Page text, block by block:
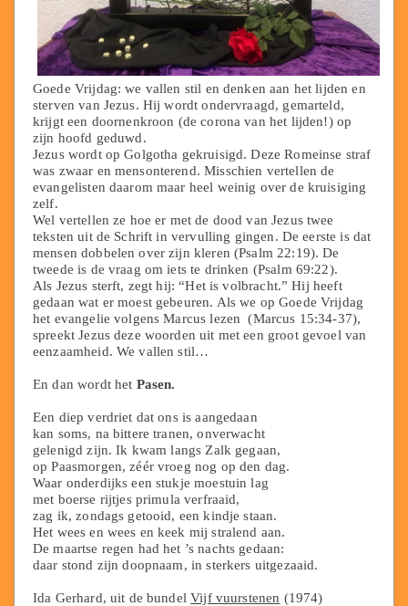
Goede Vrijdag: we vallen stil en denken aan het lijden en
sterven van Jezus. Hij wordt ondervraagd, gemarteld,
krijgt een doornenkroon (de corona van het lijden!) op
zijn hoofd geduwd.
Jezus wordt op Golgotha gekruisigd. Deze Romeinse straf
was zwaar en mensonterend. Misschien vertellen de
evangelisten daarom maar heel weinig over de kruisiging
zelf.
Wel vertellen ze hoe er met de dood van Jezus twee
teksten uit de Schrift in vervulling gingen. De eerste is dat
mensen dobbelen over zijn kleren (Psalm 22:19). De
tweede is de vraag om iets te drinken (Psalm 69:22).
Als Jezus sterft, zegt hij: “Het is volbracht.” Hij heeft
gedaan wat er moest gebeuren. Als we op Goede Vrijdag
het evangelie volgens Marcus lezen (Marcus 15:34-37),
spreekt Jezus deze woorden uit met een groot gevoel van
eenzaamheid. We vallen stil…
En dan wordt het Pasen.
Een diep verdriet dat ons is aangedaan
kan soms, na bittere tranen, onverwacht
gelenigd zijn. Ik kwam langs Zalk gegaan,
op Paasmorgen, zéér vroeg nog op den dag.
Waar onderdijks een stukje moestuin lag
met boerse rijtjes primula verfraaid,
zag ik, zondags getooid, een kindje staan.
Het wees en wees en keek mij stralend aan.
De maartse regen had het ’s nachts gedaan:
daar stond zijn doopnaam, in sterkers uitgezaaid.
Ida Gerhard, uit de bundelVijf vuurstenen (1974)